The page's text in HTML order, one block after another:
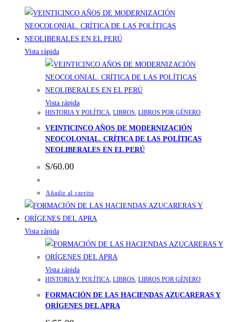
Vista rápida
Vista rápida
HISTORIA Y POLÍTICA, LIBROS, LIBROS POR GÉNERO
VEINTICINCO AÑOS DE MODERNIZACIÓN
NEOCOLONIAL. CRÍTICA DE LAS POLÍTICAS
NEOLIBERALES EN EL PERÚ
S/60.00
Añadir al carrito
Vista rápida
Vista rápida
HISTORIA Y POLÍTICA, LIBROS, LIBROS POR GÉNERO
FORMACIÓN DE LAS HACIENDAS AZUCARERAS Y
ORÍGENES DEL APRA